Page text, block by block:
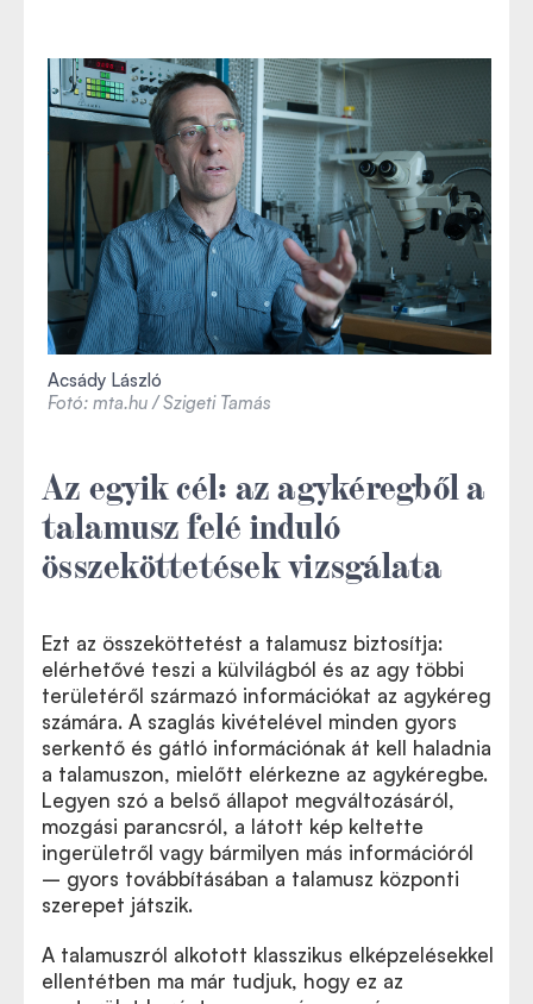
Acsády László
Fotó: mta.hu / Szigeti Tamás
Az egyik cél: az agykéregből a
talamusz felé induló
összeköttetések vizsgálata
Ezt az összeköttetést a talamusz biztosítja:
elérhetővé teszi a külvilágból és az agy többi
területéről származó információkat az agykéreg
számára. A szaglás kivételével minden gyors
serkentő és gátló információnak át kell haladnia
a talamuszon, mielőtt elérkezne az agykéregbe.
Legyen szó a belső állapot megváltozásáról,
mozgási parancsról, a látott kép keltette
ingerületről vagy bármilyen más információról
– gyors továbbításában a talamusz központi
szerepet játszik.
A talamuszról alkotott klasszikus elképzelésekkel
ellentétben ma már tudjuk, hogy ez az